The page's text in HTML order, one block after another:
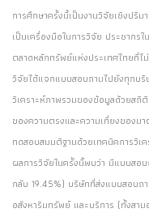
การศึกษาครั้งนี้เป็นงานวิจัยเชิงปริ
เป็นเครื่องมือในการวิจัย ประชากร
ตลาดหลักทรัพย์แห่งประเทศไทยที่
วิจัยได้แจกแบบสอบถามไปยังทุกบ
วิเคราะห์ภาพรวมของข้อมูลด้วยส
ของความตรงและความเที่ยงของม
ทดสอบสมมติฐานด้วยเทคนิคการวิเ
ผลการวิจัยในครั้งนี้พบว่า มีแบบสอ
กลับ 19.45%) บริษัทที่ส่งแบบสอบถ
อสังหาริมทรัพย์ และบริการ (ทั้งสา